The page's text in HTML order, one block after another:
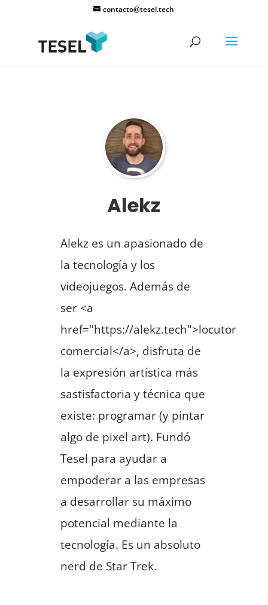
contacto@tesel.tech
Alekz
Alekz es un apasionado de
la tecnología y los
videojuegos. Además de
ser <a
href="https://alekz.tech">locutor
comercial</a>, disfruta de
la expresión artística más
sastisfactoria y técnica que
existe: programar (y pintar
algo de pixel art). Fundó
Tesel para ayudar a
empoderar a las empresas
a desarrollar su máximo
potencial mediante la
tecnología. Es un absoluto
nerd de Star Trek.